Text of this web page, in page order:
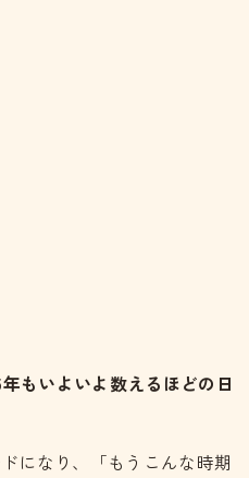
年もいよいよ数えるほどの日
になり、「もうこんな時期